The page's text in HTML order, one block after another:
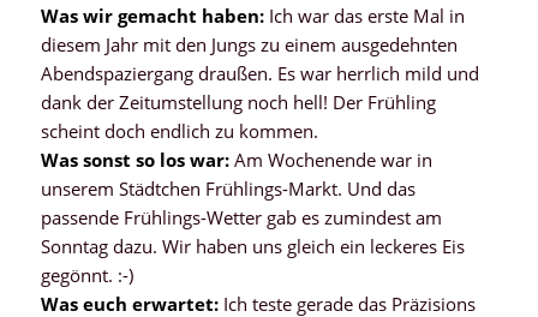
Was wir gemacht haben:Ich war das erste Mal in
diesem Jahr mit den Jungs zu einem ausgedehnten
Abendspaziergang draußen. Es war herrlich mild und
dank der Zeitumstellung noch hell! Der Frühling
scheint doch endlich zu kommen.
Was sonst so los war:Am Wochenende war in
unserem Städtchen Frühlings-Markt. Und das
passende Frühlings-Wetter gab es zumindest am
Sonntag dazu. Wir haben uns gleich ein leckeres Eis
gegönnt. :-)
Was euch erwartet:Ich teste gerade das Präzisions